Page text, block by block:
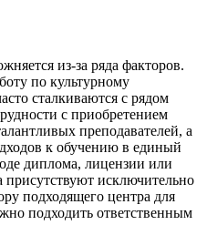
из-за ряда факторов.
по культурному
сталкиваются с рядом
с приобретением
преподавателей, а
к обучению в единый
диплома, лицензии или
присутствуют исключительно
подходящего центра для
подходить ответственным